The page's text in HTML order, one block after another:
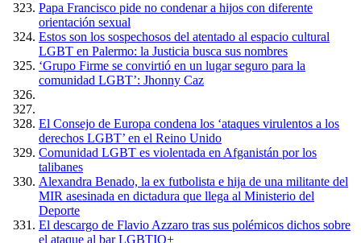
Papa Francisco pide no condenar a hijos con diferente
orientación sexual
Estos son los sospechosos del atentado al espacio cultural
LGBT en Palermo: la Justicia busca sus nombres
‘Grupo Firme se convirtió en un lugar seguro para la
comunidad LGBT’: Jhonny Caz
El Consejo de Europa condena los ‘ataques virulentos a los
derechos LGBT’ en el Reino Unido
Comunidad LGBT es violentada en Afganistán por los
talibanes
Alexandra Benado, la ex futbolista e hija de una militante del
MIR asesinada en dictadura que llega al Ministerio del
Deporte
El descargo de Flavio Azzaro tras sus polémicos dichos sobre
el ataque al bar LGBTIQ+